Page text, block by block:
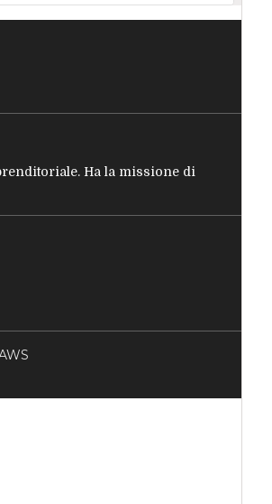
Ha la missione di